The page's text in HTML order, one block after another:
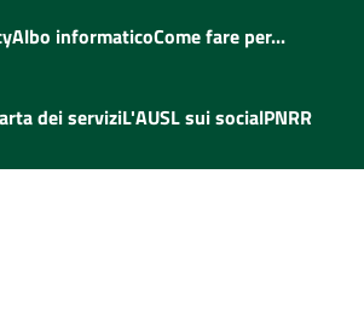
Albo informaticoCome fare per...
dei serviziL'AUSL sui socialPNRR